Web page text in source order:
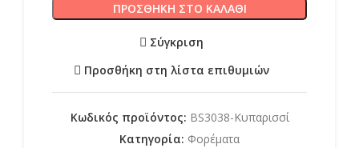
ΠΡΟΣΘΉΚΗ ΣΤΟ ΚΑΛΆΘΙ
Σύγκριση
Προσθήκη στη λίστα επιθυμιών
Κωδικός προϊόντος: BS3038-Κυπαρισσί
Κατηγορία: Φορέματα